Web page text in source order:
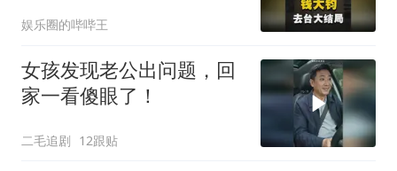
娱乐圈的哔哔王
女孩发现老公出问题，回
家一看傻眼了！
二毛追剧 12跟贴